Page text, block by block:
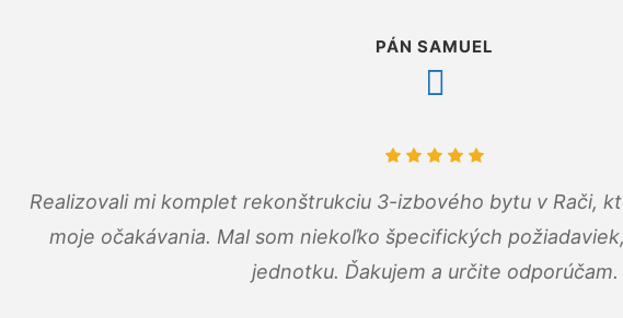
PÁN SAMUEL
Realizovali mi komplet rekonštrukciu 3-izbového bytu v Rači,
moje očakávania. Mal som niekoľko špecifických
jednotku. Ďakujem a určite odporúčam.